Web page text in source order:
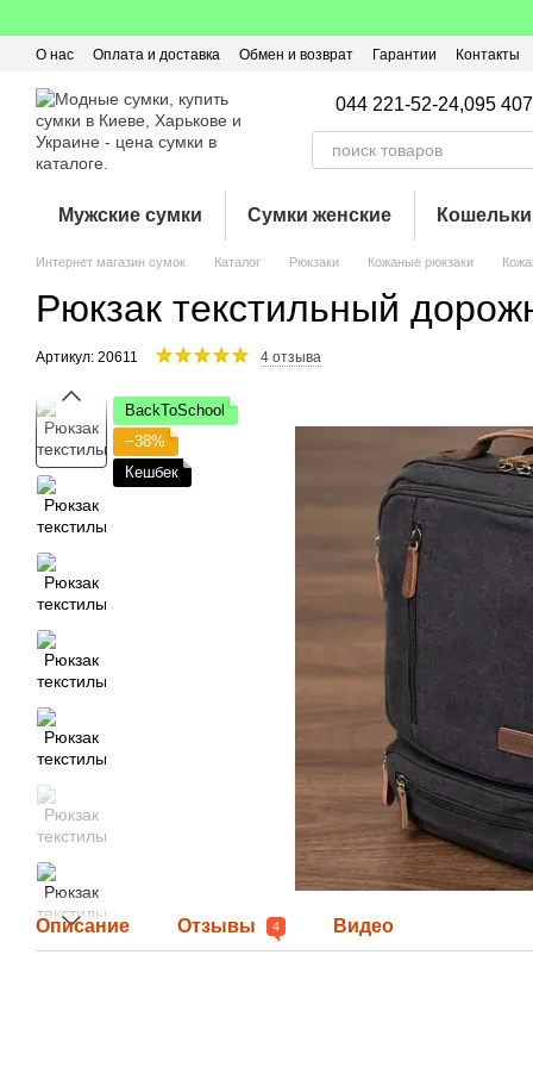
О нас Оплата и доставка Обмен и возврат Гарантии Контакты
044 221-52-24,095
Мужские сумки Сумки женские Кошельки
Интернет магазин сумок Каталог Рюкзаки Кожаные рюкзаки
Рюкзак текстильный
Артикул: 20611 4 отзыва
BackToSchool
−38%
Кешбек
Описание Отзывы 4 Видео